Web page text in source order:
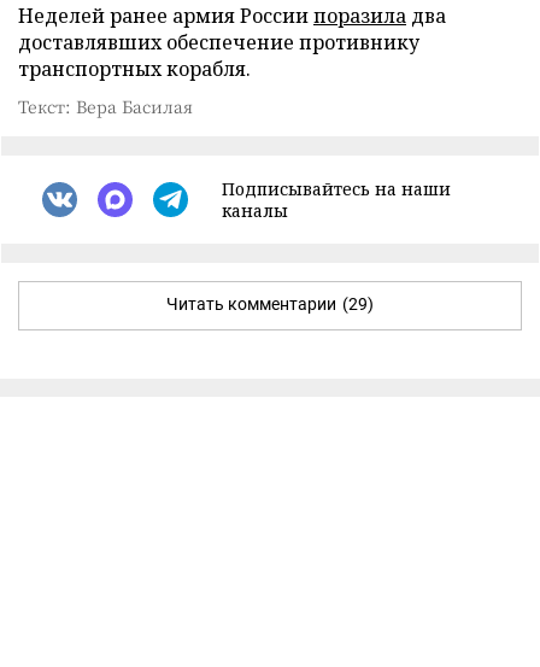
Неделей ранее армия Россиипоразила два
доставлявших обеспечение противнику
транспортных корабля.
Текст: Вера Басилая
Подписывайтесь на наши
каналы
Читать комментарии (29)